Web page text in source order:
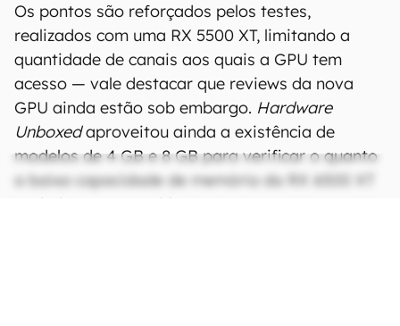
Os pontos são reforçados pelos testes,
realizados com uma RX 5500 XT, limitando a
quantidade de canais aos quais a GPU tem
acesso — vale destacar que reviews da nova
GPU ainda estão sob embargo. Hardware
Unboxedaproveitou ainda a existência de
modelos de 4 GB e 8 GB para verificar o quanto
a baixa capacidade de memória da RX 6500 XT
poderia ser um problema.